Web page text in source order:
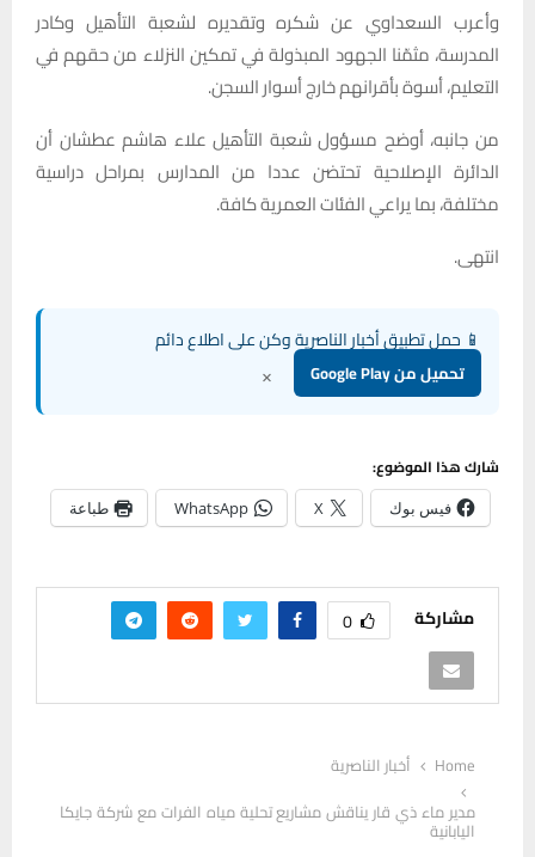
وأعرب السعداوي عن شكره وتقديره لشعبة التأهيل وكادر
المدرسة، مثمّنا الجهود المبذولة في تمكين النزلاء من حقهم في
التعليم، أسوة بأقرانهم خارج أسوار السجن.
من جانبه، أوضح مسؤول شعبة التأهيل علاء هاشم عطشان أن
الدائرة الإصلاحية تحتضن عددا من المدارس بمراحل دراسية
مختلفة، بما يراعي الفئات العمرية كافة.
انتهى.
📱 حمل تطبيق أخبار الناصرية وكن على اطلاع دائم
تحميل من Google Play ×
شارك هذا الموضوع:
فيس بوك X
WhatsApp طباعة
مشاركة 0
Home
أخبار الناصرية
مدير ماء ذي قار يناقش مشاريع تحلية مياه الفرات مع شركة جايكا
اليابانية